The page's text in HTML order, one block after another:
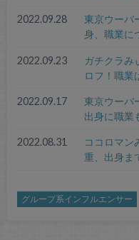
2022.09.28
東京ウーバ
身、職業に
2022.09.23
ガチクラみ
ロフ！職業
2022.09.17
東京ウーバ
出身に職業
2022.08.31
ココロマン
重、出身ま
グループ系インフルエンサー